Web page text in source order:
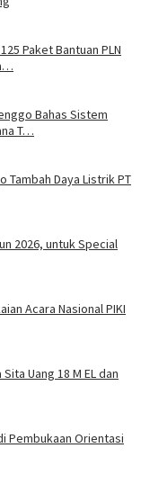
Paket Bantuan PLN
Bahas Sistem
T…
Daya Listrik PT
2026, untuk Special
Acara Nasional PIKI
Uang 18 M EL dan
Pembukaan Orientasi